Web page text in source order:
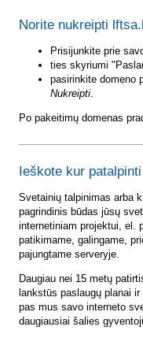
Norite nukreipti
Prisijunkite prie
ties skyriumi
pasirinkite domeno
Nukreipti.
Po pakeitimų domenas
Ieškote kur
Svetainių talpinimas arba
pagrindinis būdas jūsų
internetiniam projektui, el.
patikimame, galingame,
pajungtame serveryje.
Daugiau nei 15 metų
lankstūs paslaugų planai
pas mus savo interneto
daugiausiai šalies